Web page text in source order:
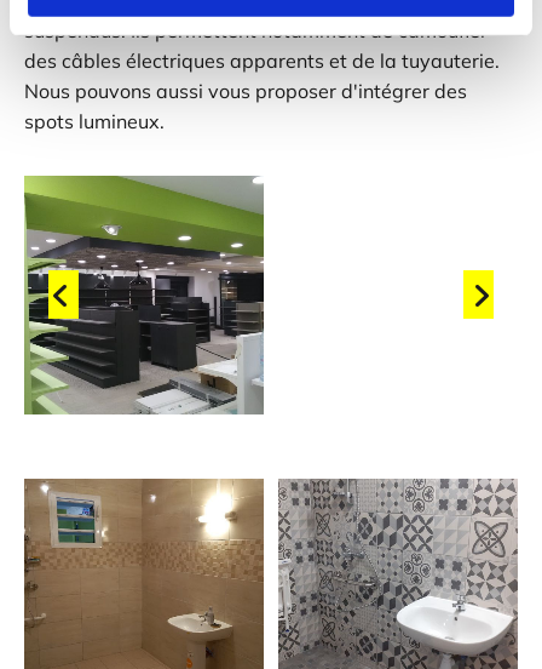
suspendus. Ils permettent notamment de camoufler
des câbles électriques apparents et de la tuyauterie.
Nous pouvons aussi vous proposer d'intégrer des
spots lumineux.